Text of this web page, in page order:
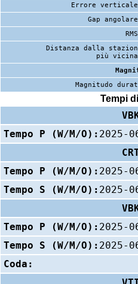
Errore
Gap
Distanza dalla
più
Magnitudo
Tempi
Tempo P (W/M/O): 2025-
Tempo P (W/M/O): 2025-
Tempo S (W/M/O): 2025-
Tempo P (W/M/O): 2025-
Tempo S (W/M/O): 2025-
Coda: